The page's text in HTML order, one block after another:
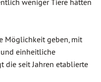
weniger Tiere hätten
Möglichkeit geben, mit
einheitliche
die seit Jahren etablierte